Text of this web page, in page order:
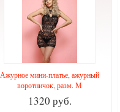
Ажурное мини-платье, ажурный
воротничок, разм. М
1320 руб.